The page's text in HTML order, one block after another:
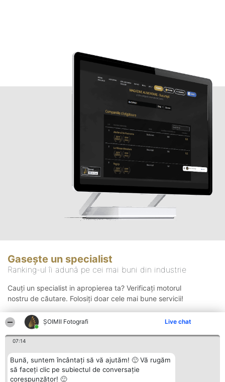
ȘOIMII Fotografi Live chat
07:14
Bună, suntem încântați să vă ajutăm! 🙂 Vă rugăm
să faceți clic pe subiectul de conversație
corespunzător! 🙂
Gasește un specialist
Ranking-ul îi adună pe cei mai buni din industrie
Cauți un specialist in apropierea ta? Verificați motorul
nostru de căutare. Folosiți doar cele mai bune servicii!